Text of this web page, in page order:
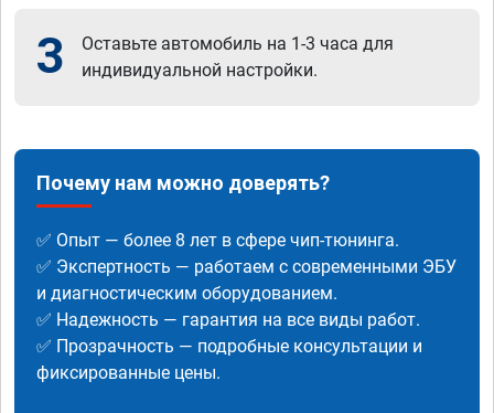
3
Оставьте автомобиль на 1-3 часа для
индивидуальной настройки.
Почему нам можно доверять?
✅ Опыт — более 8 лет в сфере чип-тюнинга.
✅ Экспертность — работаем с современными ЭБУ
и диагностическим оборудованием.
✅ Надежность — гарантия на все виды работ.
✅ Прозрачность — подробные консультации и
фиксированные цены.